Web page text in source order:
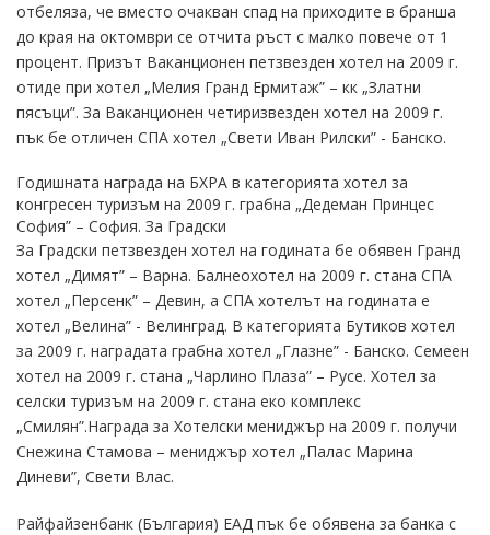
отбеляза, че вместо очакван спад на приходите в бранша
до края на октомври се отчита ръст с малко повече от 1
процент. Призът Ваканционен петзвезден хотел на 2009 г.
отиде при хотел „Мелия Гранд Ермитаж” – кк „Златни
пясъци”. За Ваканционен четиризвезден хотел на 2009 г.
пък бе отличен СПА хотел „Свети Иван Рилски” - Банско.
Годишната награда на БХРА в категорията хотел за
конгресен туризъм на 2009 г. грабна „Дедеман Принцес
София” – София. За Градски
За Градски петзвезден хотел на годината бе обявен Гранд
хотел „Димят” – Варна. Балнеохотел на 2009 г. стана СПА
хотел „Персенк” – Девин, а СПА хотелът на годината е
хотел „Велина” - Велинград. В категорията Бутиков хотел
за 2009 г. наградата грабна хотел „Глазне” - Банско. Семеен
хотел на 2009 г. стана „Чарлино Плаза” – Русе. Хотел за
селски туризъм на 2009 г. стана еко комплекс
„Смилян”.Награда за Хотелски мениджър на 2009 г. получи
Снежина Стамова – мениджър хотел „Палас Марина
Диневи”, Свети Влас.
Райфайзенбанк (България) ЕАД пък бе обявена за банка с